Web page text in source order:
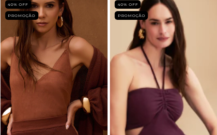
40% OFF
PROMOÇÃO
40% OFF
PROMOÇÃO